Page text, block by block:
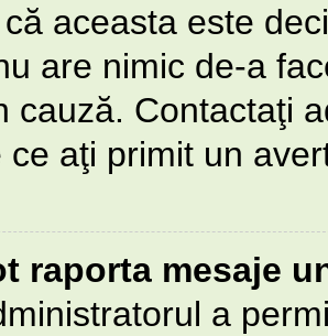
aceasta este
are nimic de-a
cauză. Contactaţi
ce aţi primit un
raporta mesaje
a